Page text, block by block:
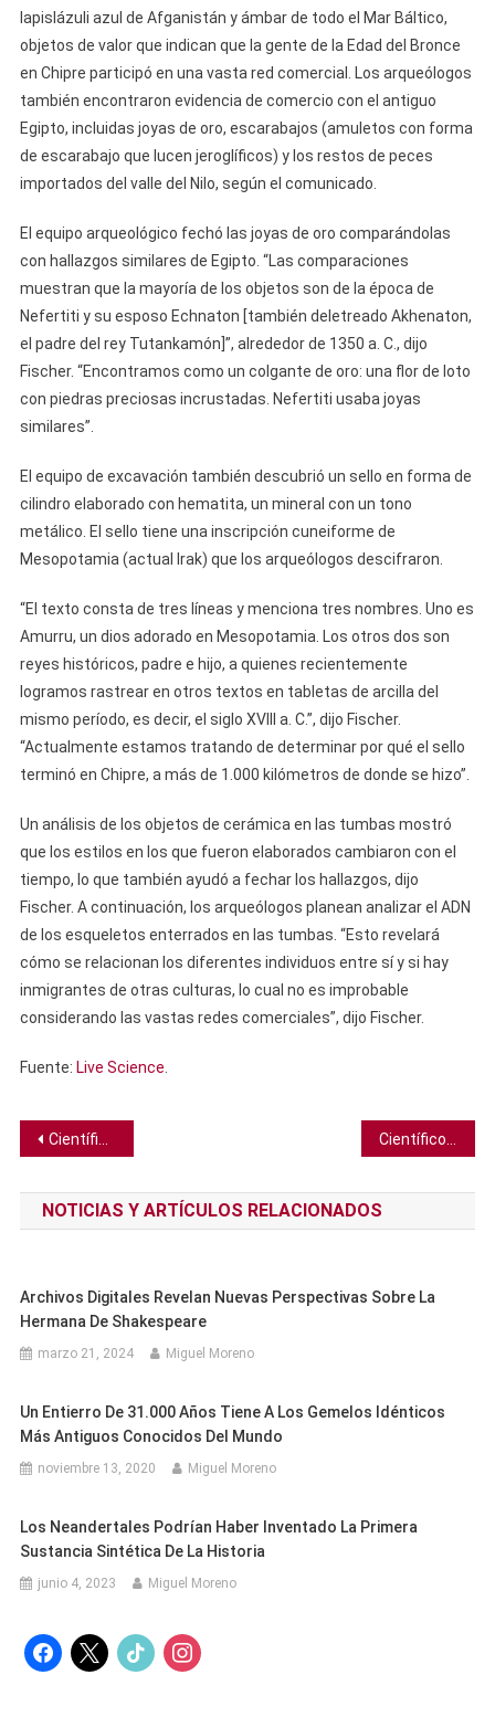
lapislázuli azul de Afganistán y ámbar de todo el Mar Báltico,
objetos de valor que indican que la gente de la Edad del Bronce
en Chipre participó en una vasta red comercial. Los arqueólogos
también encontraron evidencia de comercio con el antiguo
Egipto, incluidas joyas de oro, escarabajos (amuletos con forma
de escarabajo que lucen jeroglíficos) y los restos de peces
importados del valle del Nilo, según el comunicado.
El equipo arqueológico fechó las joyas de oro comparándolas
con hallazgos similares de Egipto. “Las comparaciones
muestran que la mayoría de los objetos son de la época de
Nefertiti y su esposo Echnaton [también deletreado Akhenaton,
el padre del rey Tutankamón]”, alrededor de 1350 a. C., dijo
Fischer. “Encontramos como un colgante de oro: una flor de loto
con piedras preciosas incrustadas. Nefertiti usaba joyas
similares”.
El equipo de excavación también descubrió un sello en forma de
cilindro elaborado con hematita, un mineral con un tono
metálico. El sello tiene una inscripción cuneiforme de
Mesopotamia (actual Irak) que los arqueólogos descifraron.
“El texto consta de tres líneas y menciona tres nombres. Uno es
Amurru, un dios adorado en Mesopotamia. Los otros dos son
reyes históricos, padre e hijo, a quienes recientemente
logramos rastrear en otros textos en tabletas de arcilla del
mismo período, es decir, el siglo XVIII a. C.”, dijo Fischer.
“Actualmente estamos tratando de determinar por qué el sello
terminó en Chipre, a más de 1.000 kilómetros de donde se hizo”.
Un análisis de los objetos de cerámica en las tumbas mostró
que los estilos en los que fueron elaborados cambiaron con el
tiempo, lo que también ayudó a fechar los hallazgos, dijo
Fischer. A continuación, los arqueólogos planean analizar el ADN
de los esqueletos enterrados en las tumbas. “Esto revelará
cómo se relacionan los diferentes individuos entre sí y si hay
inmigrantes de otras culturas, lo cual no es improbable
considerando las vastas redes comerciales”, dijo Fischer.
Fuente: Live Science
Navegación
de
entradas
Científicos observan un estado de la materia nunca antes visto: el líquido de espín cuántico
NOTICIAS Y ARTÍCULOS RELACIONADOS
Archivos Digitales Revelan Nuevas Perspectivas Sobre La
Hermana De Shakespeare
marzo 21, 2024 Miguel Moreno
Un Entierro De 31.000 Años Tiene A Los Gemelos Idénticos
Más Antiguos Conocidos Del Mundo
noviembre 13, 2020 Miguel Moreno
Los Neandertales Podrían Haber Inventado La Primera
Sustancia Sintética De La Historia
junio 4, 2023 Miguel Moreno
facebook
x tiktok instagram